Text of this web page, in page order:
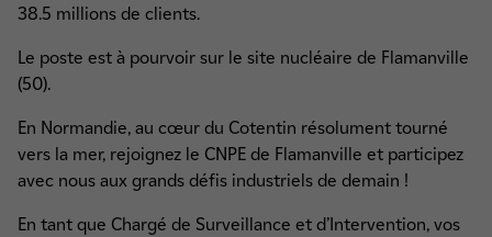
38.5 millions de clients.
Le poste est à pourvoir sur le site nucléaire de Flamanville
(50).
En Normandie, au cœur du Cotentin résolument tourné
vers la mer, rejoignez le CNPE de Flamanville et participez
avec nous aux grands défis industriels de demain !
En tant que Chargé de Surveillance et d’Intervention, vos